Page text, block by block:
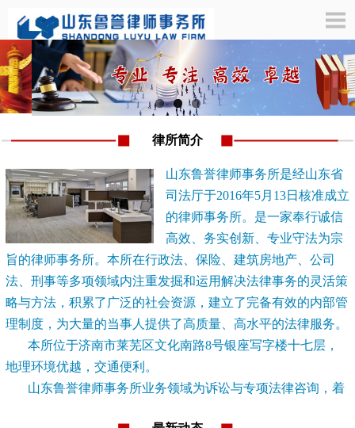
律所简介
山东鲁誉律师事务所是经山东省
司法厅于2016年5月13日核准成立
的律师事务所。是一家奉行诚信
高效、务实创新、专业守法为宗
旨的律师事务所。本所在行政法、保险、建筑房地产、公司
法、刑事等多项领域内注重发掘和运用解决法律事务的灵活策
略与方法，积累了广泛的社会资源，建立了完备有效的内部管
理制度，为大量的当事人提供了高质量、高水平的法律服务。
本所位于济南市莱芜区文化南路8号银座写字楼十七层，
地理环境优越，交通便利。
山东鲁誉律师事务所业务领域为诉讼与专项法律咨询，着